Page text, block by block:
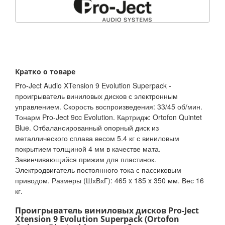
Кратко о товаре
Pro-Ject Audio XTension 9 Evolution Superpack -
проигрыватель виниловых дисков с электронным
управлением. Скорость воспроизведения: 33/45 об/мин.
Тонарм Pro-Ject 9cc Evolution. Картридж: Ortofon Quintet
Blue. Отбалансированный опорный диск из
металлического сплава весом 5.4 кг с виниловым
покрытием толщиной 4 мм в качестве мата.
Завинчивающийся прижим для пластинок.
Электродвигатель постоянного тока с пассиковым
приводом. Размеры (ШхВхГ): 465 x 185 x 350 мм. Вес 16
кг.
Проигрыватель виниловых дисков Pro-Ject
Xtension 9 Evolution Superpack (Ortofon